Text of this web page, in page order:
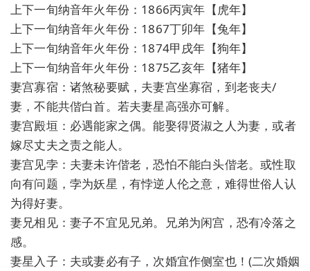
上下一旬纳音年火年份：1866丙寅年【虎年】
上下一旬纳音年火年份：1867丁卯年【兔年】
上下一旬纳音年火年份：1874甲戌年【狗年】
上下一旬纳音年火年份：1875乙亥年【猪年】
妻宫寡宿：诸煞秘要赋，夫妻宫坐寡宿，到老丧夫/
妻，不能共偕白首。若夫妻星高强亦可解。
妻宫殿垣：必遇能家之偶。能娶得贤淑之人为妻，或者
嫁尽丈夫之责之能人。
妻宫见孛：夫妻未许偕老，恐怕不能白头偕老。或性取
向有问题，孛为妖星，有悖逆人伦之意，难得世俗人认
为得好妻。
妻兄相见：妻子不宜见兄弟。兄弟为闲宫，恐有冷落之
感。
妻星入子：夫或妻必有子，次婚宜作侧室也！(二次婚姻